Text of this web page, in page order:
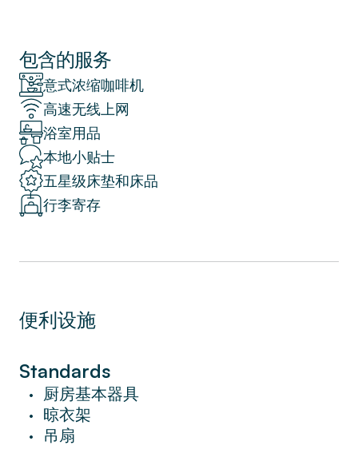
里纳斯购物中心（5分钟），魔术喷泉（10分
钟）和现代艺术博物馆（15分钟）。巴士沿着
街道行驶，Hostafranc地铁站就在街上（2分
钟）。
受装饰艺术风格的启发，我们的当地室内设计
师将经典与现代风格相结合，营造出现代舒适
的空间，带来别致的魅力。复古家具，柔和的
灰色和柔和的色调以及大型落地窗使这间迷人
条和宽大的枕头，让您沉浸在睡眠中。设备齐
豪华设施和Nespresso咖啡机。
这间舒适明亮的度假公寓非常适合情侣或小团
体入住，是探索巴塞罗那最佳景点的理想下榻
之地。
*公寓位于二楼，二楼。
包含的服务
意式浓缩咖啡机
高速无线上网
浴室用品
本地小贴士
五星级床垫和床品
行李寄存
便利设施
Standards
• 厨房基本器具
• 晾衣架
• 吊扇